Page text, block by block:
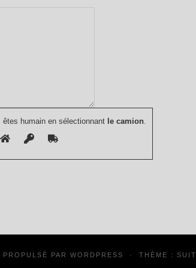
humain en sélectionnant le camion
PAR WORDPRESS · THÈME :